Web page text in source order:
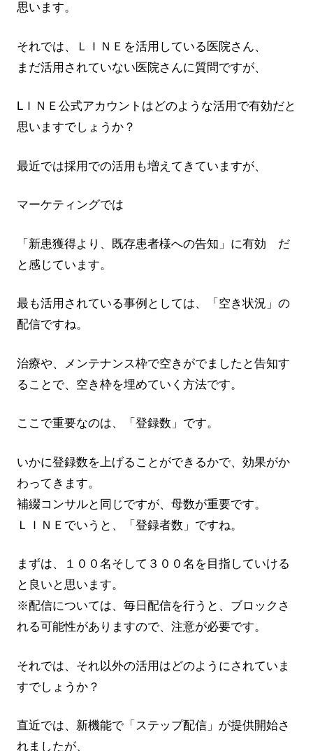
思います。
それでは、ＬＩＮＥを活用している医院さん、
まだ活用されていない医院さんに質問ですが、
LＩＮＥ公式アカウントはどのような活用で有効だと
思いますでしょうか？
最近では採用での活用も増えてきていますが、
マーケティングでは
「新患獲得より、既存患者様への告知」に有効 だ
と感じています。
最も活用されている事例としては、「空き状況」の
配信ですね。
治療や、メンテナンス枠で空きがでましたと告知す
ることで、空き枠を埋めていく方法です。
ここで重要なのは、「登録数」です。
いかに登録数を上げることができるかで、効果がか
わってきます。
補綴コンサルと同じですが、母数が重要です。
ＬＩＮＥでいうと、「登録者数」ですね。
まずは、１００名そして３００名を目指していける
と良いと思います。
※配信については、毎日配信を行うと、ブロックさ
れる可能性がありますので、注意が必要です。
それでは、それ以外の活用はどのようにされていま
すでしょうか？
直近では、新機能で「ステップ配信」が提供開始さ
れましたが、